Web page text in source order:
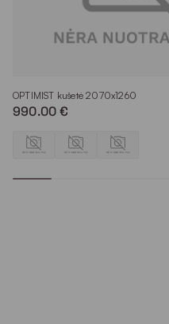
OPTIMIST kušetė 2070x1260
990.00 €